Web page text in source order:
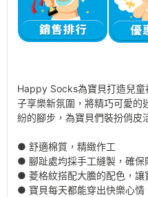
Happy Socks為寶貝打造兒
子享樂新氛圍，將精巧可愛
紛的腳步，為寶貝們裝扮俏皮
● 舒適棉質，精緻作工
● 腳趾處均採手工縫製，確保
● 菱格紋搭配大膽的配色，讓
● 寶貝每天都能穿出快樂心情